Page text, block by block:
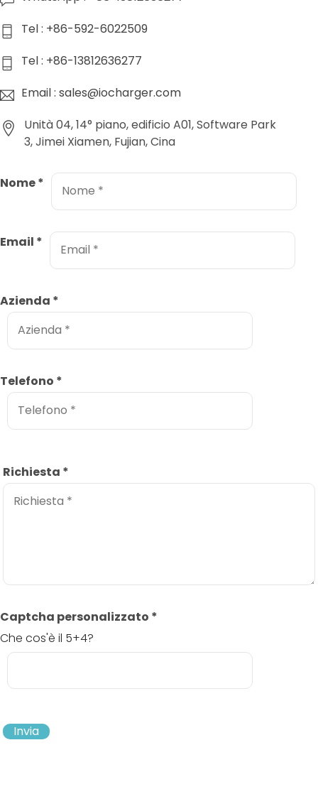
Tel : +86-592-6022509
Tel : +86-13812636277
Email : sales@iocharger.com
Unità 04, 14° piano, edificio A01, Software Park
3, Jimei Xiamen, Fujian, Cina
Nome*
Email *
Azienda *
Telefono *
Richiesta *
Captcha personalizzato *
Che cos'è il 5+4?
Invia